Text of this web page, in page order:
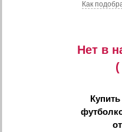
Как
Нет в
(